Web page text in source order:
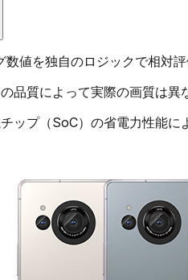
値を独自のロジックで相対
品質によって実際の画質は異
ップ（SoC）の省電力性能に